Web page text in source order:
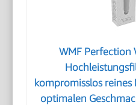
WMF Perfection
kompromisslos
optimalen